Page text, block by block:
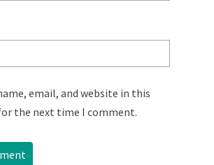
email, and website in this
the next time I comment.